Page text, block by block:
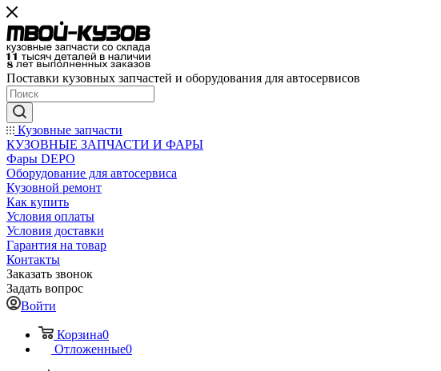
Поставки кузовных запчастей и оборудования для автосервисов
Кузовные запчасти
КУЗОВНЫЕ ЗАПЧАСТИ И ФАРЫ
Фары DEPO
Оборудование для автосервиса
Кузовной ремонт
Как купить
Условия оплаты
Условия доставки
Гарантия на товар
Контакты
Заказать звонок
Задать вопрос
Войти
Корзина0
Отложенные0